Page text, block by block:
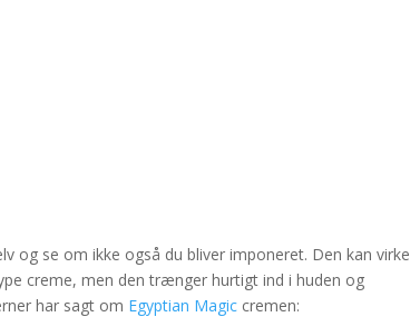
og se om ikke også du bliver imponeret. Den kan virke
creme, men den trænger hurtigt ind i huden og
har sagt om Egyptian Magic cremen: